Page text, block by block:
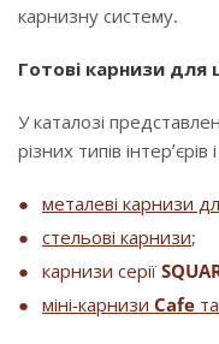
карнизну систему.
Готові карнизи для
У каталозі
різних типів
металеві карнизи
стельові карнизи;
карнизи серії
міні-карнизи Cafe та